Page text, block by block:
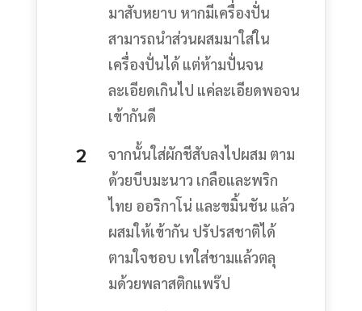
มาสับหยาบ หากมีเครื่องปั่น
สามารถนำส่วนผสมมาใส่ใน
เครื่องปั่นได้ แต่ห้ามปั่นจน
ละเอียดเกินไป แค่ละเอียดพอจน
เข้ากันดี
จากนั้นใส่ผักชีสับลงไปผสม ตาม
ด้วยบีบมะนาว เกลือและพริก
ไทย ออริกาโน่ และขมิ้นชัน แล้ว
ผสมให้เข้ากัน ปรัปรสชาติได้
ตามใจชอบ เทใส่ชามแล้วตลุ
มด้วยพลาสติกแพร๊ป